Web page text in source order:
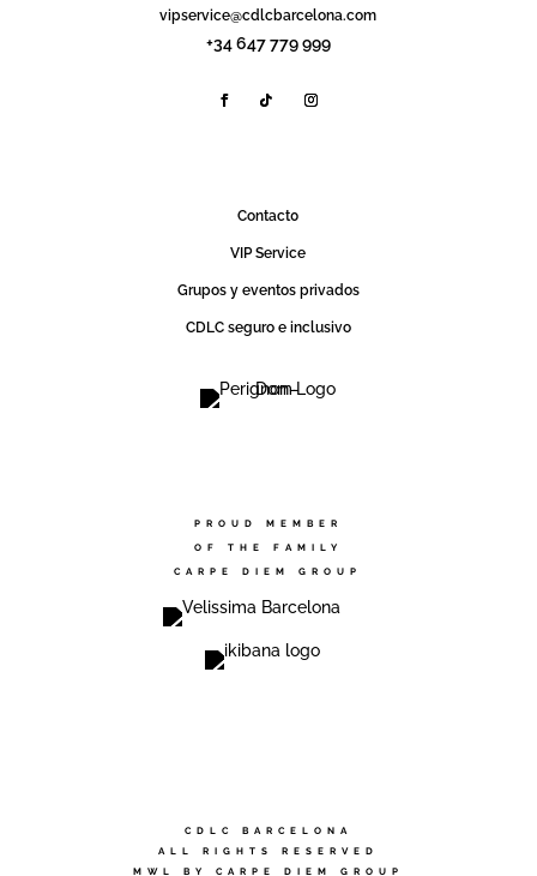
vipservice@cdlcbarcelona.com
+34 647 779 999
Contact0
VIP Service
Grupos y eventos privados
CDLC seguro e inclusivo
PROUD MEMBER
OF THE FAMILY
CARPE DIEM GROUP
CDLC BARCELONA
ALL RIGHTS RESERVED
MWL BY CARPE DIEM GROUP